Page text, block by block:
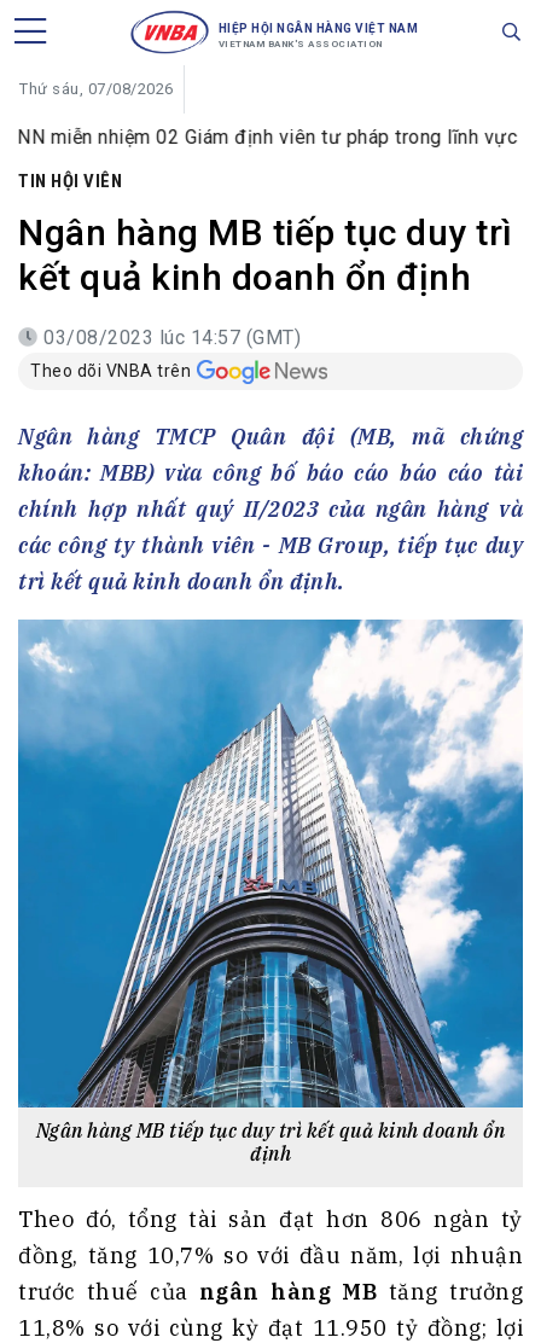
HIỆP HỘI NGÂN HÀNG VIỆT NAM
VIETNAM BANK'S ASSOCIATION
Thứ sáu, 07/08/2026
nhiệm 02 Giám định viên tư pháp trong lĩnh vực tiền tệ và
TIN HỘI VIÊN
Ngân hàng MB tiếp tục duy trì
kết quả kinh doanh ổn định
03/08/2023 lúc 14:57 (GMT)
Theo dõi VNBA trên
Ngân hàng TMCP Quân đội (MB, mã chứng
khoán: MBB) vừa công bố báo cáo báo cáo tài
chính hợp nhất quý II/2023 của ngân hàng và
các công ty thành viên - MB Group, tiếp tục duy
trì kết quả kinh doanh ổn định.
Ngân hàng MB tiếp tục duy trì kết quả kinh doanh ổn
định
Theo đó, tổng tài sản đạt hơn 806 ngàn tỷ
đồng, tăng 10,7% so với đầu năm, lợi nhuận
trước thuế của ngân hàng MB tăng trưởng
11,8% so với cùng kỳ đạt 11.950 tỷ đồng; lợi